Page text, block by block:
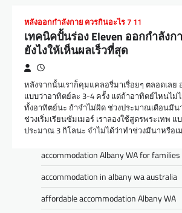
หลังออกกําลังกาย ควรกินอะไร 7 11
เทคนิคปั้นร่อง Eleven ออกกำลัง
ยังไงให้เห็นผลเร็วที่สุด
หลังจากนั้นเราก็คุมแคลอรี่มาเรื่อยๆ ตลอดเลย
แบบว่าอาทิตย์ละ 3-4 ครั้ง แต่ถ้าอาทิตย์ไหนไม่
ทั้งอาทิตย์นะ ถ้าจำไม่ผิด ช่วงประมาณเดือนมีน
ช่วงเริ่มเรียนซัมเมอร์ เราลองใช้สูตรพระเทพ
ประมาณ 3 กิโลนะ จำไม่ได้ว่าทำช่วงมีนาหรือเ
accommodation Albany WA for families
accommodation in albany wa australia
affordable accommodation Albany WA